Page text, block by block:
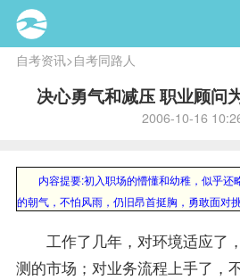
自考资讯>自考同路人
决心勇气和减压 职业顾问
2006-10-16
内容提要:初入职场的懵懂和幼稚，似乎还
的朝气，不怕风雨，仍旧昂首挺胸，勇敢面对挑
工作了几年，对环境适应了
测的市场；对业务流程上手了，